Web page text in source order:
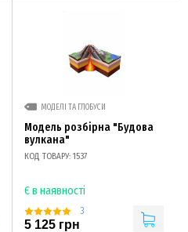
МОДЕЛІ ТА ГЛОБУСИ
Модель розбірна "Будова
вулкана"
КОД ТОВАРУ: 1537
Є в наявності
3
5 125 грн